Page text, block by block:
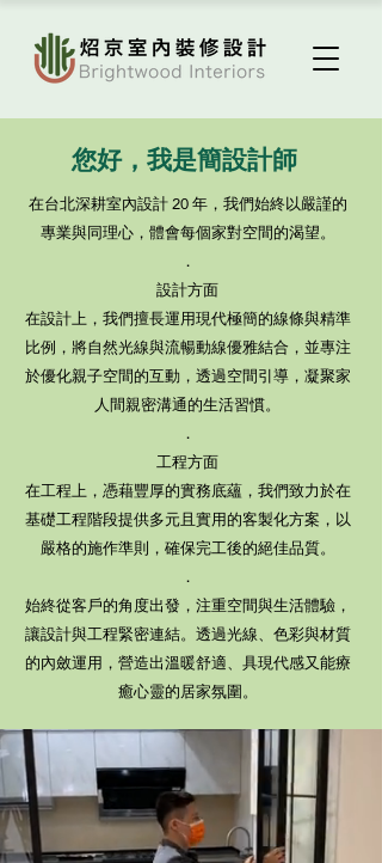
您好，我是簡設計師
在台北深耕室內設計 20 年，我們始終以嚴謹的
專業與同理心，體會每個家對空間的渴望。
．
設計方面
在設計上，我們擅長運用現代極簡的線條與精準
比例，將自然光線與流暢動線優雅結合，並專注
於優化親子空間的互動，透過空間引導，凝聚家
人間親密溝通的生活習慣。
．
工程方面
在工程上，憑藉豐厚的實務底蘊，我們致力於在
基礎工程階段提供多元且實用的客製化方案，以
嚴格的施作準則，確保完工後的絕佳品質。
​．
始終從客戶的角度出發，注重空間與生活體驗，
讓設計與工程緊密連結。透過光線、色彩與材質
的內斂運用，營造出溫暖舒適、具現代感又能療
癒心靈的居家氛圍。